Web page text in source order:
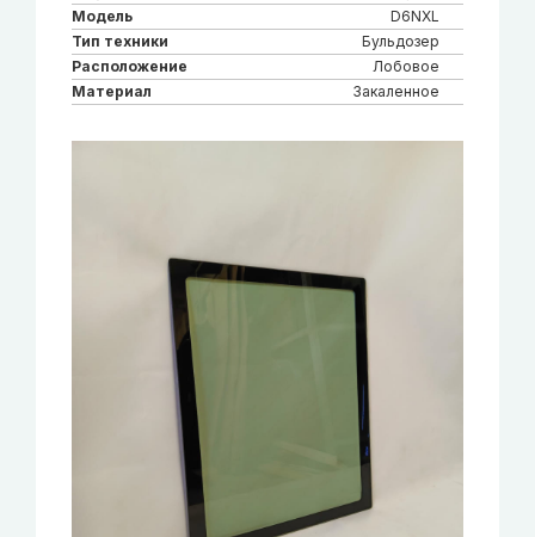
Модель
D6NXL
Тип техники
Бульдозер
Расположение
Лобовое
Материал
Закаленное